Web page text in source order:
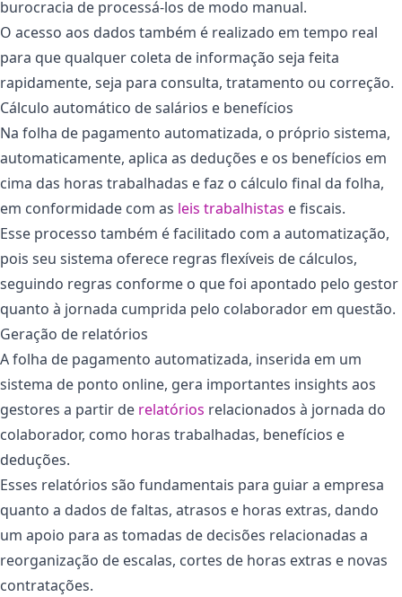
burocracia de processá-los de modo manual.
O acesso aos dados também é realizado em tempo real
para que qualquer coleta de informação seja feita
rapidamente, seja para consulta, tratamento ou correção.
Cálculo automático de salários e benefícios
Na folha de pagamento automatizada, o próprio sistema,
automaticamente, aplica as deduções e os benefícios em
cima das horas trabalhadas e faz o cálculo final da folha,
em conformidade com as leis trabalhistas e fiscais.
Esse processo também é facilitado com a automatização,
pois seu sistema oferece regras flexíveis de cálculos,
seguindo regras conforme o que foi apontado pelo gestor
quanto à jornada cumprida pelo colaborador em questão.
Geração de relatórios
A folha de pagamento automatizada, inserida em um
sistema de ponto online, gera importantes insights aos
gestores a partir de relatórios relacionados à jornada do
colaborador, como horas trabalhadas, benefícios e
deduções.
Esses relatórios são fundamentais para guiar a empresa
quanto a dados de faltas, atrasos e horas extras, dando
um apoio para as tomadas de decisões relacionadas a
reorganização de escalas, cortes de horas extras e novas
contratações.